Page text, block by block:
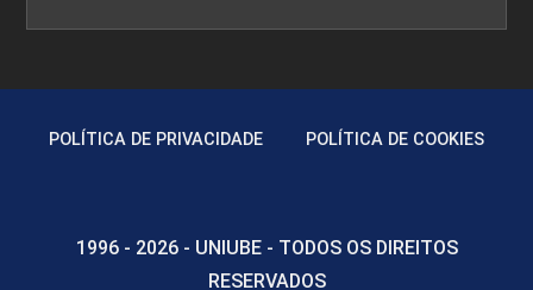
POLÍTICA DE PRIVACIDADE POLÍTICA DE COOKIES
1996 - 2026 - UNIUBE - TODOS OS DIREITOS
RESERVADOS